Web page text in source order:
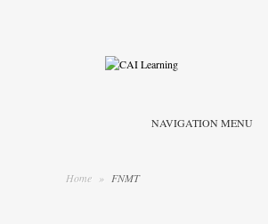
NAVIGATION MENU
Home » FNMT